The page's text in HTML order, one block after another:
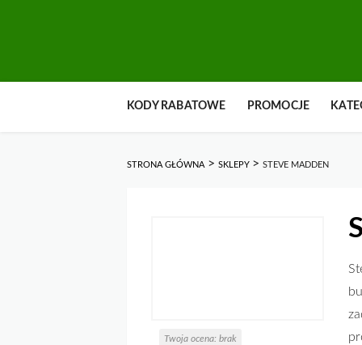
KODY RABATOWE PROMOCJE
STRONA GŁÓWNA > SKLEPY > STEVE MADDEN
Twoja ocena: brak